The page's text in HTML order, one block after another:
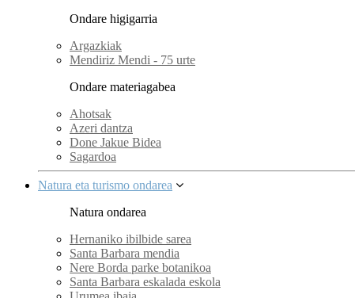
Ondare higigarria
Argazkiak
Mendiriz Mendi - 75 urte
Ondare materiagabea
Ahotsak
Azeri dantza
Done Jakue Bidea
Sagardoa
Natura eta turismo ondarea
Natura ondarea
Hernaniko ibilbide sarea
Santa Barbara mendia
Nere Borda parke botanikoa
Santa Barbara eskalada eskola